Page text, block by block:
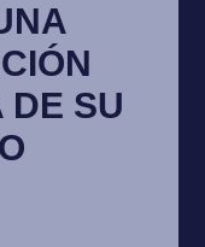
DE SU